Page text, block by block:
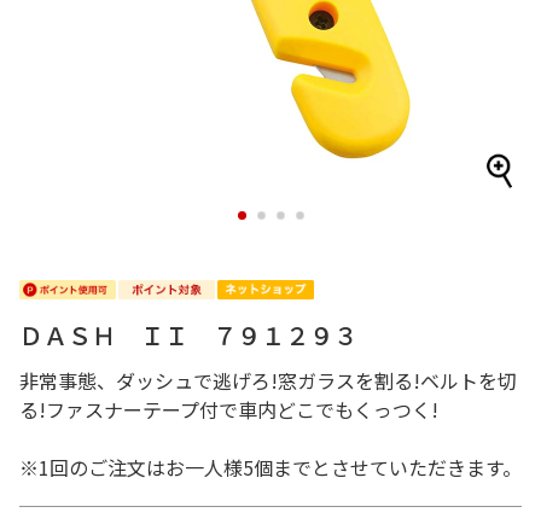
1 2 3 4
ＤＡＳＨ ＩＩ ７９１２９３
非常事態、ダッシュで逃げろ!窓ガラスを割る!ベルトを切
る!ファスナーテープ付で車内どこでもくっつく!
※1回のご注文はお一人様5個までとさせていただきます。